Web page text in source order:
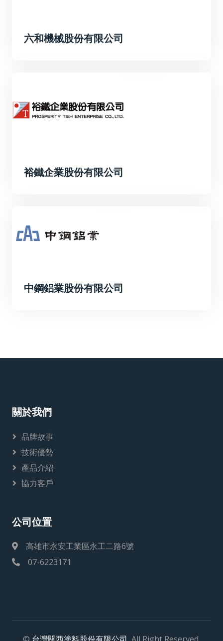
六和機械股份有限公司
裕鐵企業股份有限公司
中鋼鋁業股份有限公司
關於我們
品牌故事
技術優勢
產品介紹
協力客戶
公司位置
高雄市永安工業區永工二路6號
07-6223171